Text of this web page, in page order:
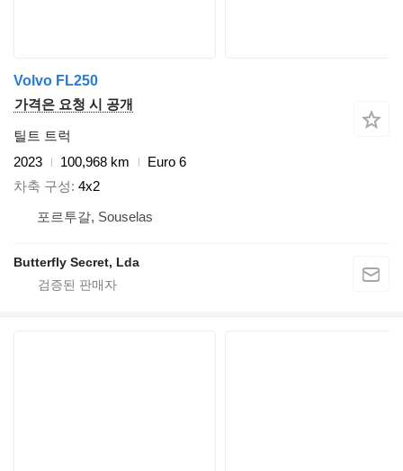
Volvo FL250
가격은 요청 시 공개
틸트 트럭
2023
100,968 km
Euro 6
차축 구성 4x2
포르투갈, Souselas
Butterfly Secret, Lda